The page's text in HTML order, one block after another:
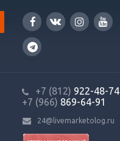
+7 (812) 922-48-74
+7 (966) 869-64-91
24@livemarketolog.ru